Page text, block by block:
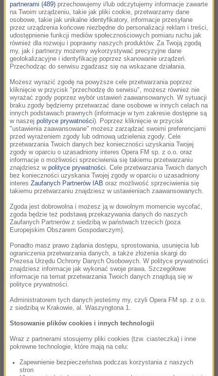
popularyzatorka twórczości Leśmiana, autorka scenariuszy i
producentka.
Vincent V. Severski o damie wywiadu
Krystynie Skarbek.
31:28
Belgrad, rok 1941. Charyzmatyczna agentka w samym
środku szpiegowskiej intrygi. Na półkach księgarń jest już
nowe wydanie powieści „Christine. Powieść o Krystynie
Skarbek”. To efekt...
Za kulisami opery "La Bohème"
Operowe arcydzieło Pucciniego na scenie Opery Bałtyckiej w
Gdańsku. O spektaklu opowiadają: Romuald Wicza – Pokojski
– reżyser Yaroslav Shemet – kierownik muzyczny Gabriela
Legun ...
Maciej Woroch o pracy korespondenta i
książce „Londyn po mojemu. Spacer po
mieście i historii”
41:23
Gdzie w Londynie Tom Cruise skręcił kostkę? Jak uchwycić w
kadrze królewską karocę i zdobyć akredytację na koronację?
Gdzie stoi dom Bridget Jones i co można zrobić w 30 sekund
przed...
Tomasz Gąssowski - o filmie "Wróbel" 17:58
Tomasza Gąssowskiego ( Imagine, Sztuki, Zmruż oczy) Mała,
wielka historia i bohaterowie, którzy trzymają Cię w garści aż
do...
Miuosh – Pieśni Współczesne tom II
Bardzo lubię robić coś co pomaga ludziom posklejać zmysły –
mówi Miuosh, zdradzając jak dużo kina jest w tym projekcie,
partnerami (489) przechowujemy i/lub odczytujemy informacje zawarte
na Twoim urządzeniu, takie jak pliki cookie, przetwarzamy dane
osobowe, takie jak unikalne identyfikatory, informacje przesyłane
przez urządzenia końcowe niezbędne do personalizacji reklam i treści,
udostępnienie funkcji mediów społecznościowych pomiaru ruchu jak
również dla rozwoju i poprawny naszych produktów. Za Twoją zgodą
my, jak i partnerzy możemy wykorzystywać precyzyjne dane
geolokalizacyjne i identyfikację poprzez skanowanie urządzeń.
Przechodząc do serwisu zgadzasz się na wskazane działania.
Możesz wyrazić zgodę na powyższe cele przetwarzania poprzez
kliknięcie w przycisk "przechodzę do serwisu", możesz również nie
wyrażać zgody poprzez wybór ustawień zaawansowanych. W sytuacji
braku zgody będziemy przetwarzać dane osobowe w innych celach na
innych podstawach prawnych (informacje w tym zakresie dostępne są
w naszej polityce prywatności). Poprzez kliknięcie w przycisk
"ustawienia zaawansowane" możesz zarządzać swoimi preferencjami
przed wyrażeniem zgody lub odmową udzielenia zgody. Cele
przetwarzania Twoich danych bez konieczności uzyskania Twojej
zgody w oparciu o uzasadniony interes Opera FM sp. z o.o. oraz
informacje o możliwości sprzeciwienia się takiemu przetwarzaniu
znajdziesz w polityce prywatności. Cele przetwarzania Twoich danych
bez konieczności uzyskania Twojej zgody w oparciu o uzasadniony
interes Zaufanych Partnerów IAB oraz możliwość sprzeciwienia się
takiemu przetwarzaniu znajdziesz w ustawieniach zaawansowanych.
Zgoda jest dobrowolna i możesz ją w dowolnym momencie wycofać,
zgoda będzie też podstawą przekazywania danych do naszych
Zaufanych Partnerów z siedzibą w państwach trzecich (poza
Europejskim Obszarem Gospodarczym).
Ponadto masz prawo żądania dostępu, sprostowania, usunięcia lub
ograniczenia przetwarzania danych, a także złożenia skargi do
Prezesa Urzędu Ochrony Danych Osobowych. W polityce prywatności
znajdziesz informacje jak wykonać swoje prawa. Szczegółowe
informacje na temat przetwarzania Twoich danych znajdują się w
polityce prywatności.
Administratorem tych danych jesteśmy my, czyli Opera FM sp. z o.o.
z siedzibą w Krakowie, al. Waszyngtona 1.
Stosowanie plików cookies i innych technologii
Wraz z partnerami stosujemy pliki cookies (tzw. ciasteczka) i inne
pokrewne technologie, które mają na celu:
Zapewnienie bezpieczeństwa podczas korzystania z naszych
stron